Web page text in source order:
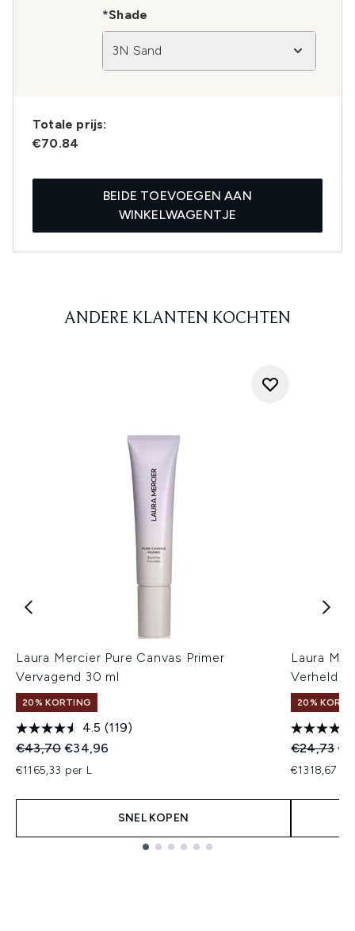
*Shade
3N Sand
Totale prijs:
€70.84
BEIDE TOEVOEGEN AAN
WINKELWAGENTJE
ANDERE KLANTEN KOCHTEN
Laura Mercier Pure Canvas Primer
Vervagend 30 ml
20% KORTING
4.5 (119)
Recommended Retail Price:
€43,70Huidige prijs:
€34,96
€1165,33 per L
SNEL KOPEN
Laura
20%
€24,73
€1318,67